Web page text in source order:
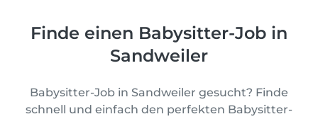
Finde einen Babysitter-Job in
Sandweiler
Babysitter-Job in Sandweiler gesucht? Finde
schnell und einfach den perfekten Babysitter-